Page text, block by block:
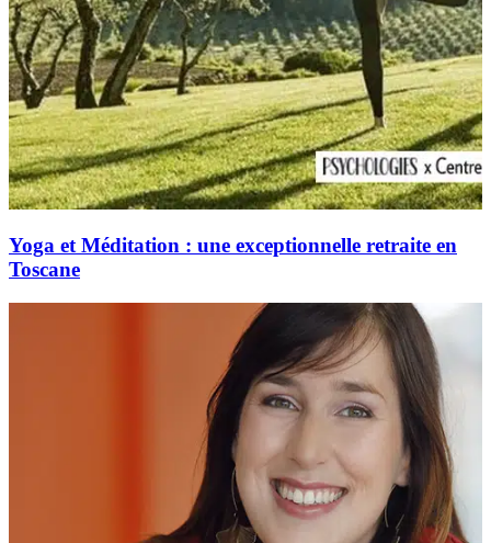
Yoga et Méditation : une exceptionnelle retraite en
Toscane